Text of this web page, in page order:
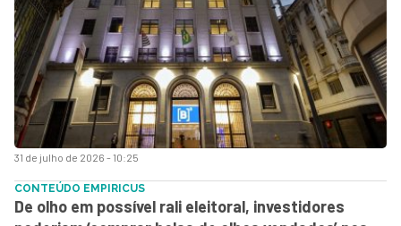
31 de julho de 2026 - 10:25
CONTEÚDO EMPIRICUS
De olho em possível rali eleitoral, investidores